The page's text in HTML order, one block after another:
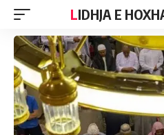
LIDHJA E